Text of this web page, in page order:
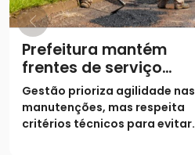
Prefeitura mantém
frentes de serviço
contra buracos no
período chuvoso
Gestão prioriza agilidade nas
manutenções, mas respeita
critérios técnicos para evitar